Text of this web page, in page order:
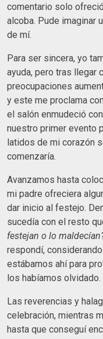
comentario solo
alcoba. Pude imaginar
de mí.
Para ser sincera, yo
ayuda, pero tras llegar
preocupaciones
y este me proclama
el salón enmudeció
nuestro primer evento
latidos de mi corazón
comenzaría.
Avanzamos hasta
mi padre ofreciera
dar inicio al festejo.
sucedía con el resto
festejan o lo
respondí,
estábamos ahí para
los habíamos olvidado.
Las reverencias y
celebración, mientras
hasta que conseguí